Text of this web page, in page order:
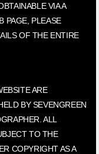
VIA A
PAGE, PLEASE
OF THE ENTIRE
ARE
BY SEVENGREEN
ALL
TO THE
COPYRIGHT AS A